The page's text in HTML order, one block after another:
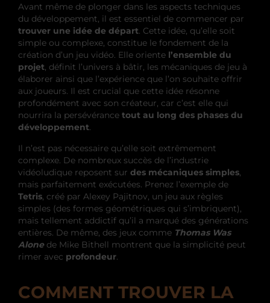
Avant même de plonger dans les aspects techniques
du développement, il est essentiel de commencer par
trouver une idée de départ. Cette idée, qu’elle soit
simple ou complexe, constitue le fondement de la
création d’un jeu vidéo. Elle oriente l’ensemble du
projet, définit l’univers à bâtir, les mécaniques de jeu à
élaborer ainsi que l’expérience que l’on souhaite offrir
aux joueurs. Il est crucial que cette idée résonne
profondément avec son créateur, car c’est elle qui
nourrira la persévérance tout au long des phases du
développement.
Il n’est pas nécessaire qu’elle soit extrêmement
complexe. De nombreux succès de l’industrie
vidéoludique reposent sur des mécaniques simples,
mais parfaitement exécutées. Prenez l’exemple de
Tetris, créé par Alexey Pajitnov, un jeu aux règles
simples (des formes géométriques qui s’imbriquent),
mais tellement addictif qu’il a marqué des générations
entières. De même, des jeux comme Thomas Was
Alonede Mike Bithell montrent que la simplicité peut
rimer avec profondeur.
COMMENT TROUVER LA